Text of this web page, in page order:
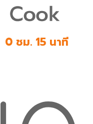
0 ชม. 15 นาที